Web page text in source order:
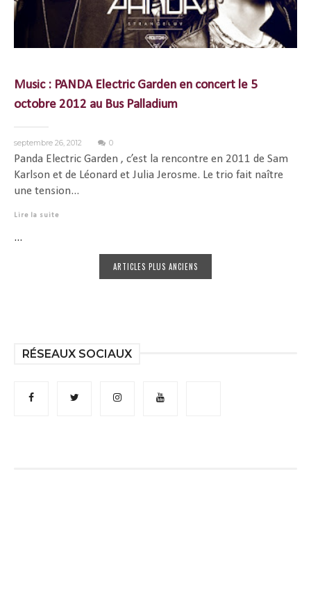
Music : PANDA Electric Garden en concert le 5
octobre 2012 au Bus Palladium
septembre 26, 2012 0
Panda Electric Garden , c’est la rencontre en 2011 de Sam
Karlson et de Léonard et Julia Jerosme. Le trio fait naître
une tension...
Lire la suite
...
ARTICLES PLUS ANCIENS
RÉSEAUX SOCIAUX